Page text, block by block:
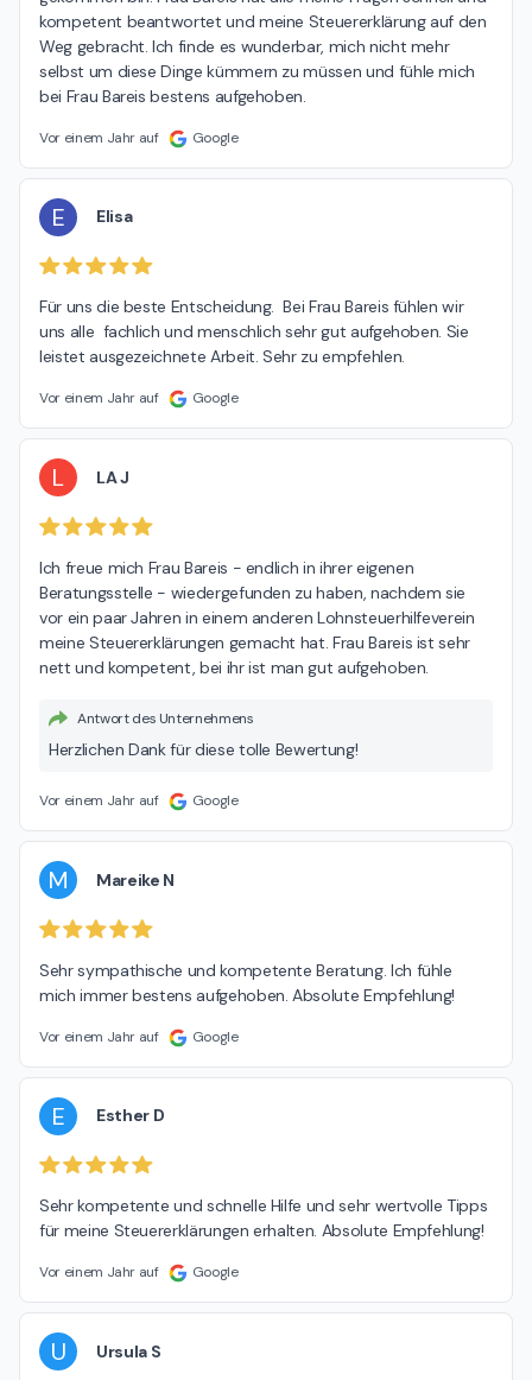
kompetent beantwortet und meine Steuererklärung auf den
Weg gebracht. Ich finde es wunderbar, mich nicht mehr
selbst um diese Dinge kümmern zu müssen und fühle mich
bei Frau Bareis bestens aufgehoben.
Vor einem Jahr auf Google
E Elisa
Für uns die beste Entscheidung.  Bei Frau Bareis fühlen wir
uns alle  fachlich und menschlich sehr gut aufgehoben. Sie
leistet ausgezeichnete Arbeit. Sehr zu empfehlen.
Vor einem Jahr auf Google
L LA J
Ich freue mich Frau Bareis - endlich in ihrer eigenen
Beratungsstelle - wiedergefunden zu haben, nachdem sie
vor ein paar Jahren in einem anderen Lohnsteuerhilfeverein
meine Steuererklärungen gemacht hat. Frau Bareis ist sehr
nett und kompetent, bei ihr ist man gut aufgehoben.
Antwort des Unternehmens
Herzlichen Dank für diese tolle Bewertung!
Vor einem Jahr auf Google
M Mareike N
Sehr sympathische und kompetente Beratung. Ich fühle
mich immer bestens aufgehoben. Absolute Empfehlung!
Vor einem Jahr auf Google
E Esther D
Sehr kompetente und schnelle Hilfe und sehr wertvolle Tipps
für meine Steuererklärungen erhalten. Absolute Empfehlung!
Vor einem Jahr auf Google
U Ursula S